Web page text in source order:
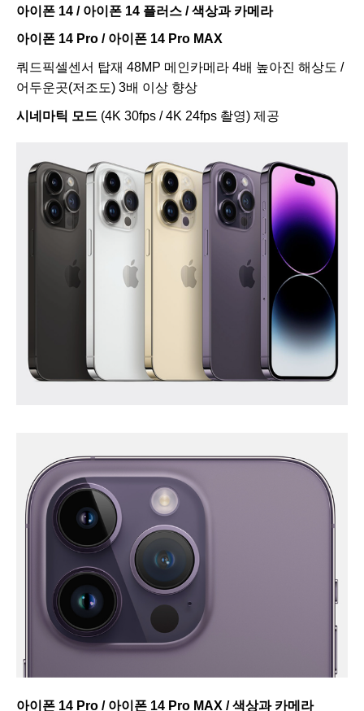
아이폰 14 / 아이폰 14 플러스 / 색상과 카메라
아이폰 14 Pro / 아이폰 14 Pro MAX
쿼드픽셀센서 탑재 48MP 메인카메라 4배 높아진 해상도 /
어두운곳(저조도) 3배 이상 향상
시네마틱 모드 (4K 30fps / 4K 24fps 촬영) 제공
아이폰 14 Pro / 아이폰 14 Pro MAX / 색상과 카메라